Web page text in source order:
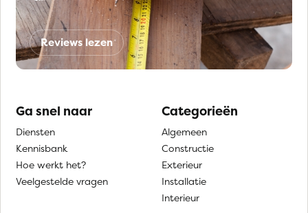
Reviews lezen
Ga snel naar
Diensten
Kennisbank
Hoe werkt het?
Veelgestelde vragen
Categorieën
Algemeen
Constructie
Exterieur
Installatie
Interieur